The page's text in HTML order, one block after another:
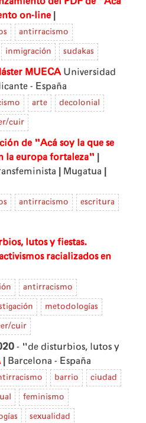
on-line
antirracismo
inmigración sudakas
MUECA Universidad
- España
arte decolonial
cuir
de "Acá soy la que se
la europa fortaleza"
Mugatua
antirracismo escritura
lutos y fiestas.
racializados en
antirracismo
metodologías
cuir
- "de disturbios, lutos y
Barcelona - España
barrio ciudad
feminismo
sexualidad